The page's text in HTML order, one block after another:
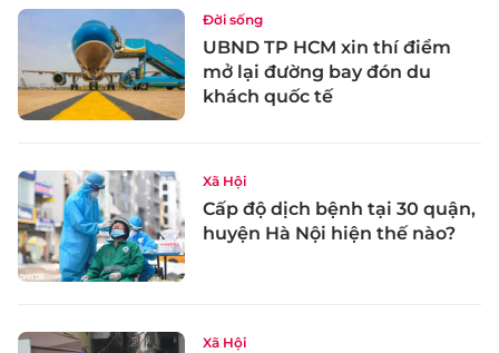
Đời sống
UBND TP HCM xin thí điểm
mở lại đường bay đón du
khách quốc tế
Xã Hội
Cấp độ dịch bệnh tại 30 quận,
huyện Hà Nội hiện thế nào?
Xã Hội